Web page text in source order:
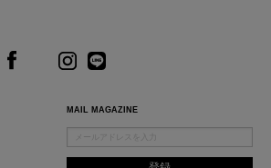
MAIL MAGAZINE